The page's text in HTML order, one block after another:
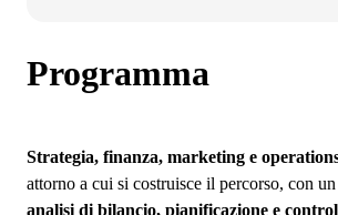
Programma
Strategia, finanza, marketing e
attorno a cui si costruisce il percorso, con
analisi di bilancio, pianificazione e